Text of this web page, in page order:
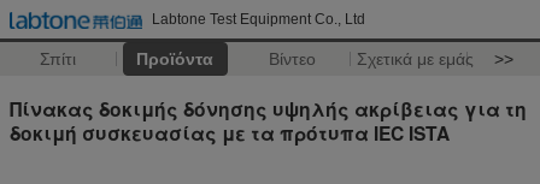
Labtone Test Equipment Co., Ltd
Σπίτι Προϊόντα Βίντεο Σχετικά με εμάς >>
Πίνακας δοκιμής δόνησης υψηλής ακρίβειας για τη
δοκιμή συσκευασίας με τα πρότυπα IEC ISTA